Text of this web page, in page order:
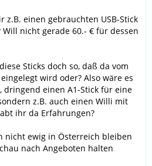
z.B. einen gebrauchten USB-Stick
nicht gerade 60.- € für dessen
Sticks doch so, daß da vom
wird oder? Also wäre es
dringend einen A1-Stick für eine
z.B. auch einen Willi mit
ihr da Erfahrungen?
nicht ewig in Österreich bleiben
nach Angeboten halten